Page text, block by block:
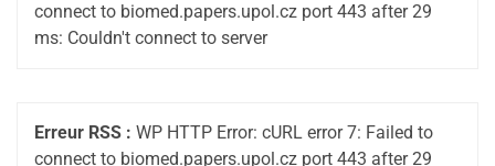
connect to biomed.papers.upol.cz port 443 after 29
ms: Couldn't connect to server
Erreur RSS : WP HTTP Error: cURL error 7: Failed to
connect to biomed.papers.upol.cz port 443 after 29